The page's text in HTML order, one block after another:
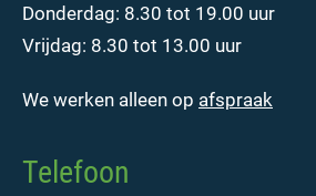
Donderdag: 8.30 tot 19.00 uur
Vrijdag: 8.30 tot 13.00 uur
We werken alleen op afspraak
Telefoon